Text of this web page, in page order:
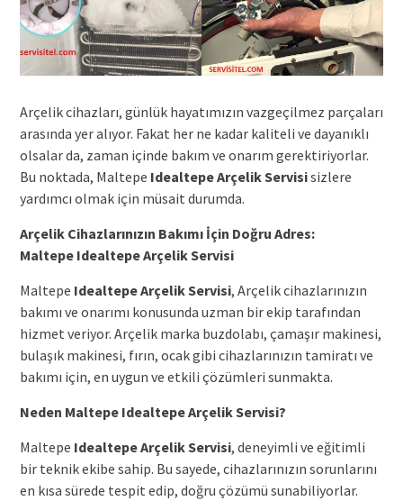
Arçelik cihazları, günlük hayatımızın vazgeçilmez parçaları
arasında yer alıyor. Fakat her ne kadar kaliteli ve dayanıklı
olsalar da, zaman içinde bakım ve onarım gerektiriyorlar.
Bu noktada, Maltepe Idealtepe Arçelik Servisisizlere
yardımcı olmak için müsait durumda.
Arçelik Cihazlarınızın Bakımı İçin Doğru Adres:
Maltepe Idealtepe Arçelik Servisi
Maltepe Idealtepe Arçelik Servisi, Arçelik cihazlarınızın
bakımı ve onarımı konusunda uzman bir ekip tarafından
hizmet veriyor. Arçelik marka buzdolabı, çamaşır makinesi,
bulaşık makinesi, fırın, ocak gibi cihazlarınızın tamiratı ve
bakımı için, en uygun ve etkili çözümleri sunmakta.
Neden Maltepe Idealtepe Arçelik Servisi?
Maltepe Idealtepe Arçelik Servisi, deneyimli ve eğitimli
bir teknik ekibe sahip. Bu sayede, cihazlarınızın sorunlarını
en kısa sürede tespit edip, doğru çözümü sunabiliyorlar.